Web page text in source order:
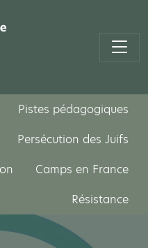
Pistes pédagogiques
Persécution des Juifs
Camps en France
Résistance